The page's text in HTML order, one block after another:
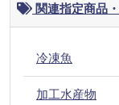
関連指定商品
冷凍魚
加工水産物